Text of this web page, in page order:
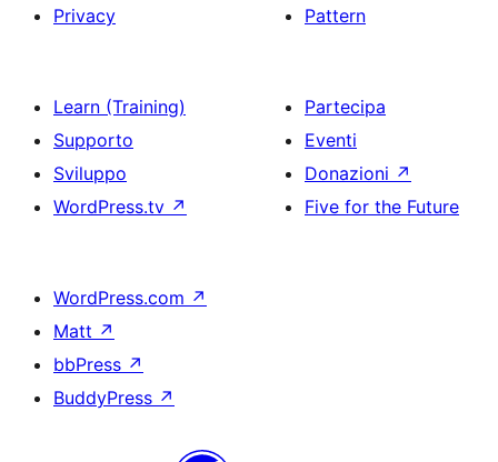
Privacy
Pattern
Learn (Training)
Supporto
Sviluppo
WordPress.tv ↗
Partecipa
Eventi
Donazioni ↗
Five for the Future
WordPress.com ↗
Matt ↗
bbPress ↗
BuddyPress ↗